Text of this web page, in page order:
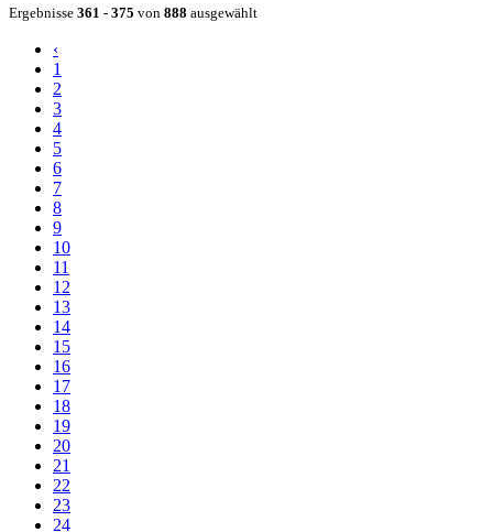
Ergebnisse 361 - 375 von 888 ausgewählt
‹
1
2
3
4
5
6
7
8
9
10
11
12
13
14
15
16
17
18
19
20
21
22
23
24